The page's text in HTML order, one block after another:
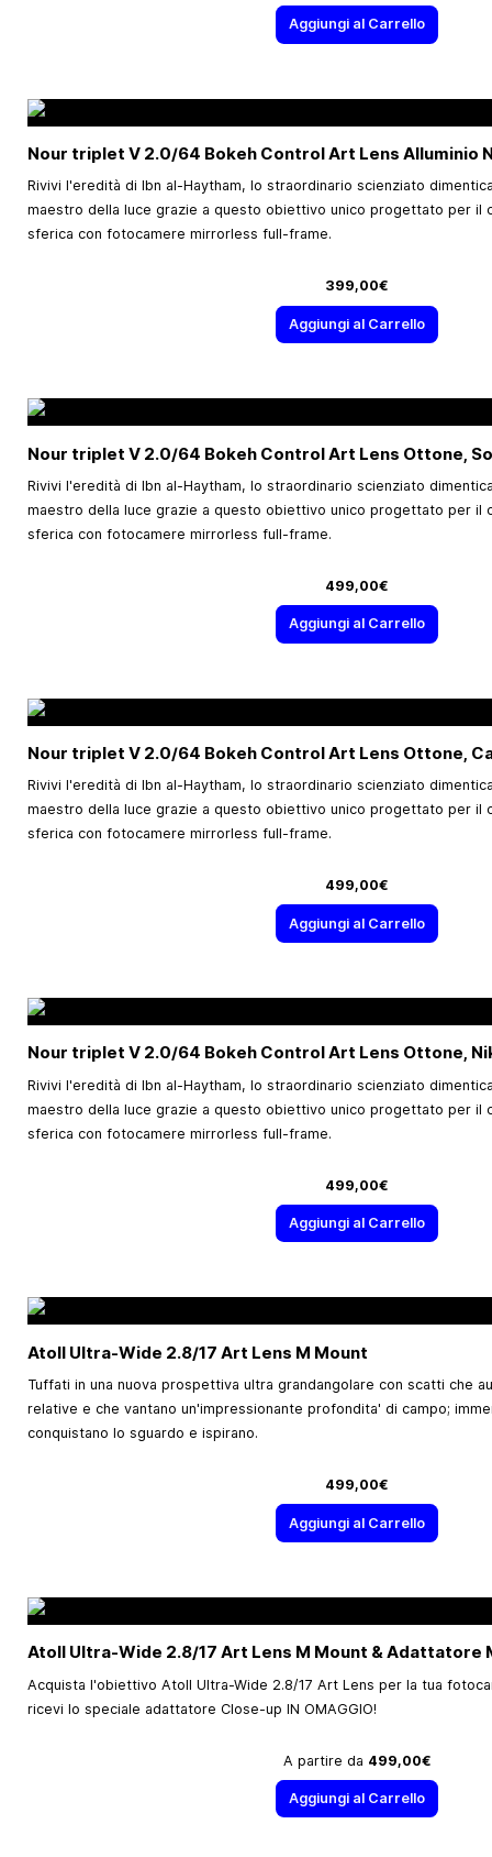
Aggiungi al Carrello
Nour triplet V 2.0/64 Bokeh Control Art Lens Alluminio
Rivivi l'eredità di Ibn al-Haytham, lo straordinario scienziato
maestro della luce grazie a questo obiettivo unico progettato per il
sferica con fotocamere mirrorless full-frame.
399,00€
Aggiungi al Carrello
Nour triplet V 2.0/64 Bokeh Control Art Lens Ottone,
Rivivi l'eredità di Ibn al-Haytham, lo straordinario scienziato
maestro della luce grazie a questo obiettivo unico progettato per il
sferica con fotocamere mirrorless full-frame.
499,00€
Aggiungi al Carrello
Nour triplet V 2.0/64 Bokeh Control Art Lens Ottone,
Rivivi l'eredità di Ibn al-Haytham, lo straordinario scienziato
maestro della luce grazie a questo obiettivo unico progettato per il
sferica con fotocamere mirrorless full-frame.
499,00€
Aggiungi al Carrello
Nour triplet V 2.0/64 Bokeh Control Art Lens Ottone,
Rivivi l'eredità di Ibn al-Haytham, lo straordinario scienziato
maestro della luce grazie a questo obiettivo unico progettato per il
sferica con fotocamere mirrorless full-frame.
499,00€
Aggiungi al Carrello
Atoll Ultra-Wide 2.8/17 Art Lens M Mount
Tuffati in una nuova prospettiva ultra grandangolare con scatti che
relative e che vantano un'impressionante profondita' di campo;
conquistano lo sguardo e ispirano.
499,00€
Aggiungi al Carrello
Atoll Ultra-Wide 2.8/17 Art Lens M Mount & Adattatore
Acquista l'obiettivo Atoll Ultra-Wide 2.8/17 Art Lens per la tua
ricevi lo speciale adattatore Close-up IN OMAGGIO!
A partire da 499,00€
Aggiungi al Carrello